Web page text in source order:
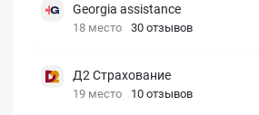
Georgia assistance
18 место 30 отзывов
Д2 Страхование
19 место 10 отзывов